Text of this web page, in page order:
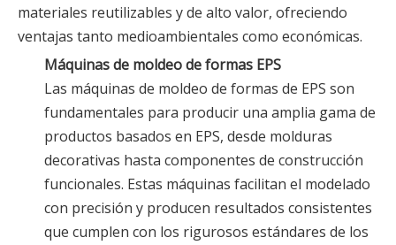
materiales reutilizables y de alto valor, ofreciendo
ventajas tanto medioambientales como económicas.
Máquinas de moldeo de formas EPS
Las máquinas de moldeo de formas de EPS son
fundamentales para producir una amplia gama de
productos basados ​​en EPS, desde molduras
decorativas hasta componentes de construcción
funcionales. Estas máquinas facilitan el modelado
con precisión y producen resultados consistentes
que cumplen con los rigurosos estándares de los